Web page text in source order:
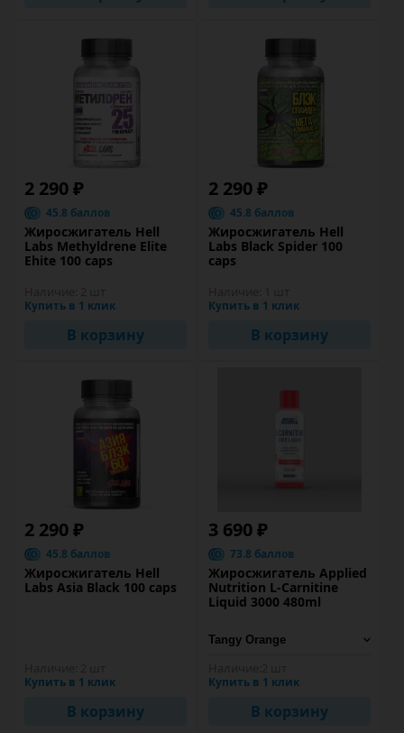
2 290 ₽
45.8 баллов
Жиросжигатель Hell
Labs Methyldrene Elite
Ehite 100 caps
Купить в 1 клик
В корзину
2 290 ₽
45.8 баллов
Жиросжигатель Hell
Labs Black Spider 100
caps
Купить в 1 клик
В корзину
2 290 ₽
45.8 баллов
Жиросжигатель Hell
Labs Asia Black 100 caps
Купить в 1 клик
В корзину
3 690 ₽
73.8 баллов
Жиросжигатель Applied
Nutrition L-Carnitine
Liquid 3000 480ml
Купить в 1 клик
В корзину